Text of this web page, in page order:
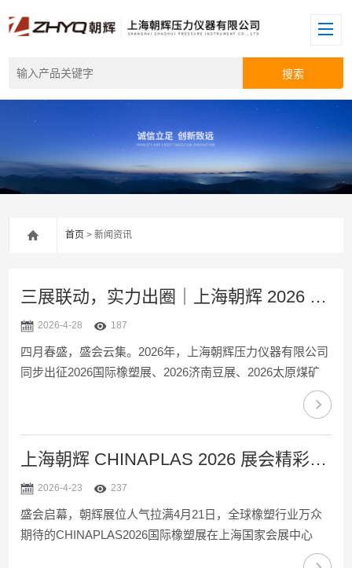
首页 > 新闻资讯
三展联动，实力出圈｜上海朝辉 2026 多领域展会精彩回顾
2026-4-28 187
四月春盛，盛会云集。2026年，上海朝辉压力仪器有限公司
同步出征2026国际橡塑展、2026济南豆展、2026太原煤矿
展三大行业盛会，横跨橡塑、豆制品、煤炭三大核心领域，
以硬核测控技术、全场景解决方案与专业服务实力，链接产
业上下游，收获满满...
上海朝辉 CHINAPLAS 2026 展会精彩记录！
2026-4-23 237
盛会启幕，朝辉展位人气拉满4月21日，全球橡塑行业万众
期待的CHINAPLAS2026国际橡塑展在上海国家会展中心
（虹桥）盛大开幕。作为工业测控领域的企业，上海朝辉携